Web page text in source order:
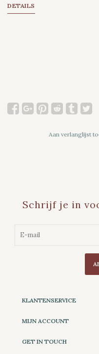
DETAILS
Aan verlanglijst
Schrijf je in
KLANTENSERVICE
MIJN ACCOUNT
GET IN TOUCH